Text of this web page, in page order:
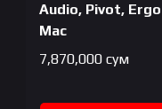
Audio, Pivot,
Mac
7,870,000 сум